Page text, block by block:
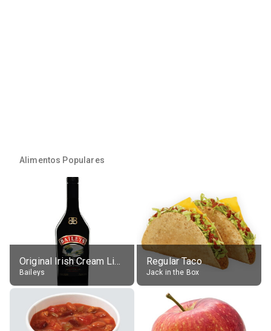
Alimentos Populares
Original Irish Cream Liqueur (17% alc.)
Baileys
Regular Taco
Jack in the Box